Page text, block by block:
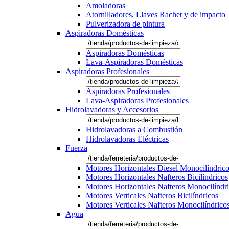
Amoladoras
Atornilladores, Llaves Rachet y de impacto
Pulverizadora de pintura
Aspiradoras Domésticas
Aspiradoras Domésticas
Lava-Aspiradoras Domésticas
Aspiradoras Profesionales
Aspiradoras Profesionales
Lava-Aspiradoras Profesionales
Hidrolavadoras y Accesorios
Hidrolavadoras a Combustión
Hidrolavadoras Eléctricas
Fuerza
Motores Horizontales Diesel
Motores Horizontales Nafteros Bicilíndricos
Motores Horizontales Nafteros
Motores Verticales Nafteros Bicilíndricos
Motores Verticales Nafteros
Agua